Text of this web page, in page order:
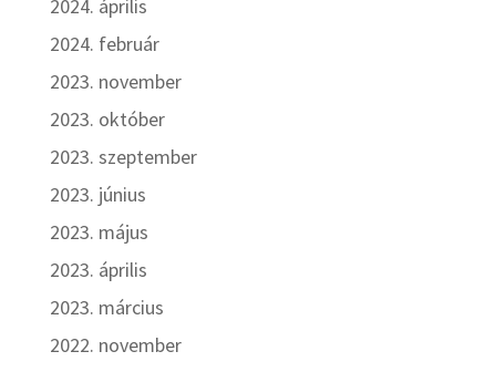
2024. április
2024. február
2023. november
2023. október
2023. szeptember
2023. június
2023. május
2023. április
2023. március
2022. november